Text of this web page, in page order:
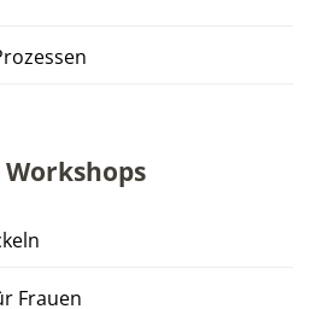
Workshops
Frauen